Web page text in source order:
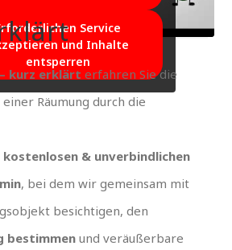
Service
und Inhalte
entsperren
– kurz erklärt erfahren Sie die
Räumung durch die
kostenlosen & unverbindlichen
, bei dem wir gemeinsam mit
besichtigen, den
bestimmen und veräußerbare